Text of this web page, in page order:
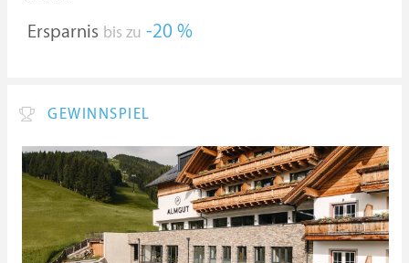
Ersparnis bis zu -20 %
GEWINNSPIEL